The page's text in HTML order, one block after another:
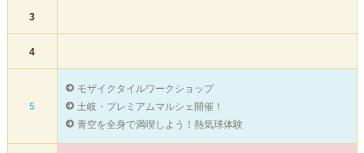
3
4
5
モザイクタイルワークショップ
土岐・プレミアムマルシェ開催！
青空を全身で満喫しよう！熱気球体験